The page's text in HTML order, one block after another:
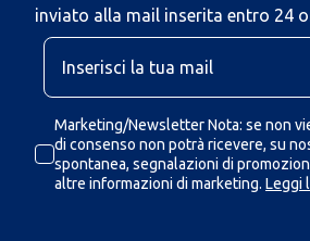
inviato alla mail inserita entro 24
Marketing/Newsletter Nota: se non
di consenso non potrà ricevere, su
spontanea, segnalazioni di
altre informazioni di marketing. Leggi